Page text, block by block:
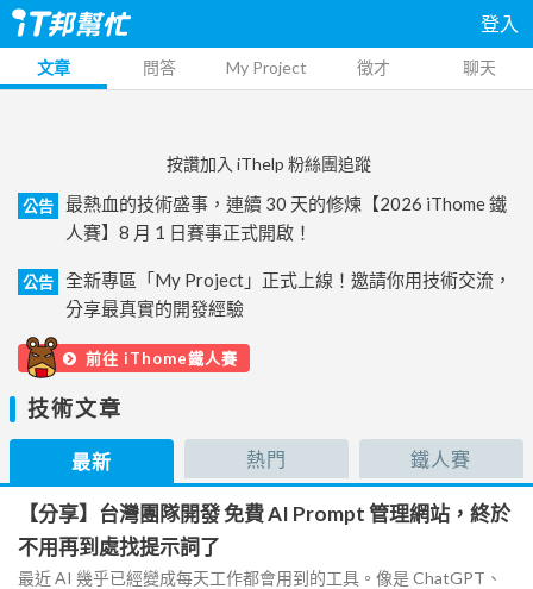
登入
文章 問答 My Project 徵才 聊天
按讚加入 iThelp 粉絲團追蹤
公告
最熱血的技術盛事，連續 30 天的修煉【2026 iThome 鐵
人賽】8 月 1 日賽事正式開啟！
公告
全新專區「My Project」正式上線！邀請你用技術交流，
分享最真實的開發經驗
前往 iThome鐵人賽
技術文章
最新 熱門 鐵人賽
【分享】台灣團隊開發 免費 AI Prompt 管理網站，終於
不用再到處找提示詞了
最近 AI 幾乎已經變成每天工作都會用到的工具。像是 ChatGPT、